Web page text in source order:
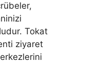
Tokat
ziyaret